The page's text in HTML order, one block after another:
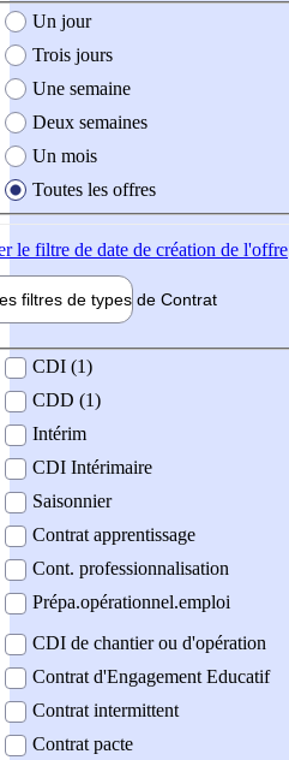
création de l'offre
Un jour
Trois jours
Une semaine
Deux semaines
Un mois
Toutes les offres
le filtre de date de création de l'offre
filtres de types de Contrat
contrat
CDI (1)
CDD (1)
Intérim
CDI Intérimaire
Saisonnier
Contrat apprentissage
Cont. professionnalisation
Prépa.opérationnel.emploi
CDI de chantier ou d'opération
Contrat d'Engagement Educatif
Contrat intermittent
Contrat pacte